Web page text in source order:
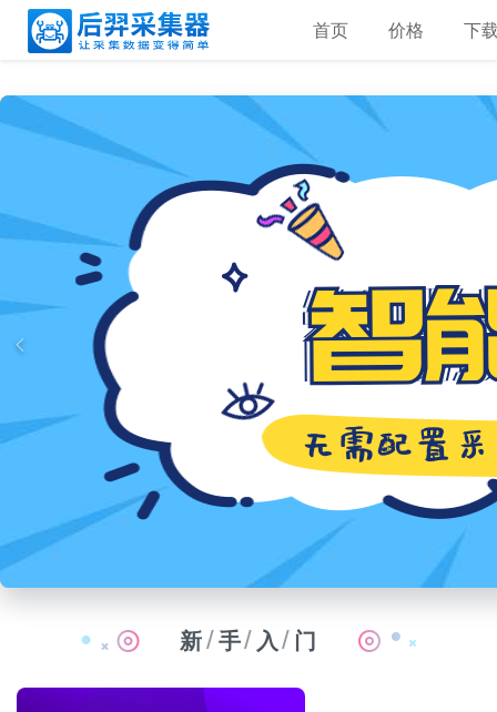
首页 价格 下
新/手/ 入 / 门